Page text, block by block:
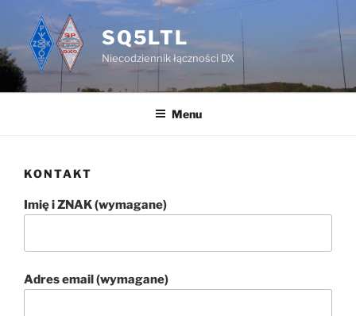
treści
SQ5LTL
Niecodziennik łączności DX
Menu
KONTAKT
Imię i ZNAK (wymagane)
Adres email (wymagane)